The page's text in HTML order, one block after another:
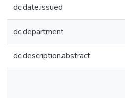
dc.date.issued
dc.department
dc.description.abstract